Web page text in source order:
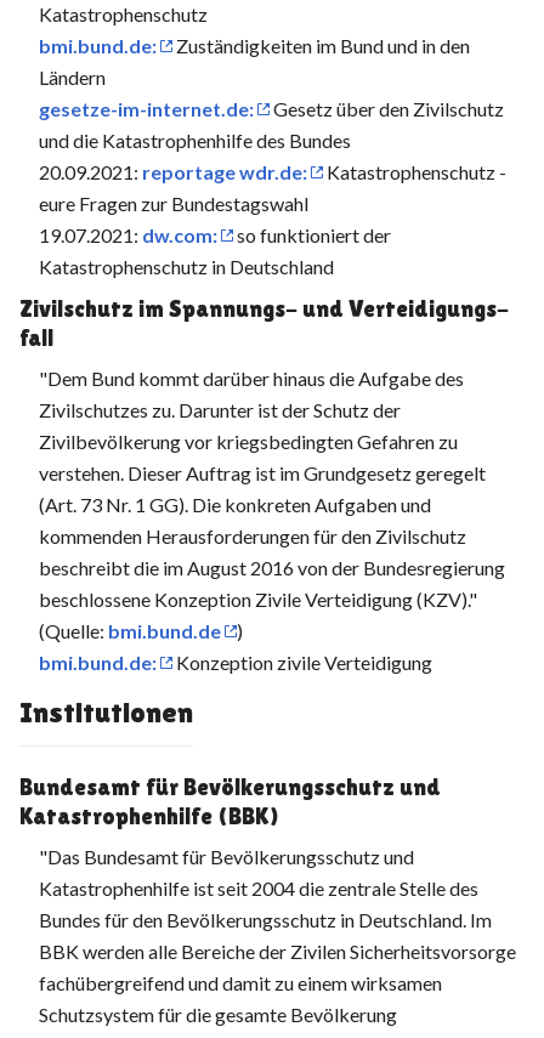
Katastrophenschutz
bmi.bund.de:
Zuständigkeiten im Bund und in den
Ländern
gesetze-im-internet.de:
Gesetz über den Zivilschutz
und die Katastrophenhilfe des Bundes
20.09.2021: reportage wdr.de:
Katastrophenschutz -
eure Fragen zur Bundestagswahl
19.07.2021: dw.com:
so funktioniert der
Katastrophenschutz in Deutschland
Zivilschutz im Spannungs- und Verteidigungs­
fall
"Dem Bund kommt darüber hinaus die Aufgabe des
Zivilschutzes zu. Darunter ist der Schutz der
Zivilbevölkerung vor kriegsbedingten Gefahren zu
verstehen. Dieser Auftrag ist im Grundgesetz geregelt
(Art. 73 Nr. 1 GG). Die konkreten Aufgaben und
kommenden Herausforderungen für den Zivilschutz
beschreibt die im August 2016 von der Bundesregierung
beschlossene Konzeption Zivile Verteidigung (KZV)."
(Quelle: bmi.bund.de
)
bmi.bund.de:
Konzeption zivile Verteidigung
Institutionen
Bundesamt für Bevölkerungsschutz und
Katastrophenhilfe (BBK)
"Das Bundesamt für Bevölkerungsschutz und
Katastrophenhilfe ist seit 2004 die zentrale Stelle des
Bundes für den Bevölkerungsschutz in Deutschland. Im
BBK werden alle Bereiche der Zivilen Sicherheitsvorsorge
fachübergreifend und damit zu einem wirksamen
Schutzsystem für die gesamte Bevölkerung